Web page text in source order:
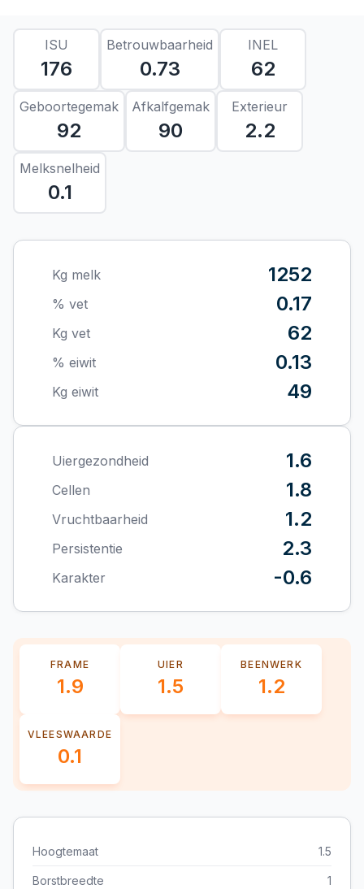
ISU
176
Betrouwbaarheid
0.73
INEL
62
Geboortegemak
92
Afkalfgemak
90
Exterieur
2.2
Melksnelheid
0.1
Kg melk 1252
% vet 0.17
Kg vet 62
% eiwit 0.13
Kg eiwit 49
Uiergezondheid 1.6
Cellen 1.8
Vruchtbaarheid 1.2
Persistentie 2.3
Karakter -0.6
FRAME
1.9
UIER
1.5
BEENWERK
1.2
VLEESWAARDE
0.1
Hoogtemaat 1.5
Borstbreedte 1